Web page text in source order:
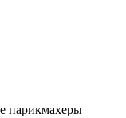
парикмахеры